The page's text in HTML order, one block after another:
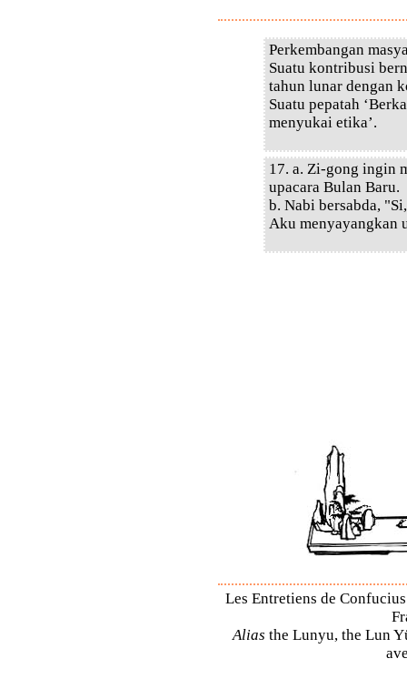
Perkembangan
Suatu kontribusi
tahun lunar dengan
Suatu pepatah
menyukai etika’.
17. a. Zi-gong ingin
upacara Bulan Baru.
b. Nabi bersabda,
Aku menyayangkan
Les Entretiens de
Alias the Lunyu, the Lun